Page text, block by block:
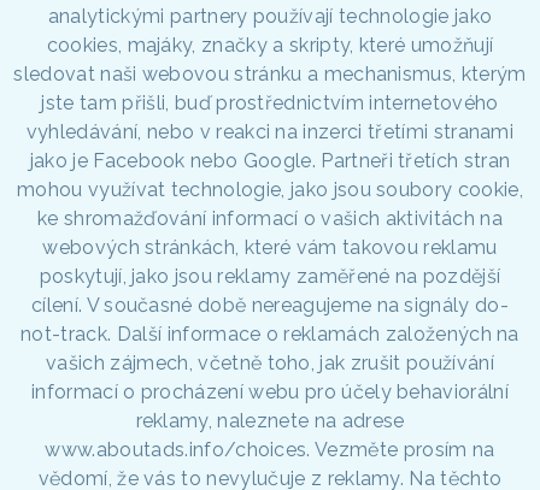
analytickými partnery používají technologie jako
cookies, majáky, značky a skripty, které umožňují
sledovat naši webovou stránku a mechanismus, kterým
jste tam přišli, buď prostřednictvím internetového
vyhledávání, nebo v reakci na inzerci třetími stranami
jako je Facebook nebo Google. Partneři třetích stran
mohou využívat technologie, jako jsou soubory cookie,
ke shromažďování informací o vašich aktivitách na
webových stránkách, které vám takovou reklamu
poskytují, jako jsou reklamy zaměřené na pozdější
cílení. V současné době nereagujeme na signály do-
not-track. Další informace o reklamách založených na
vašich zájmech, včetně toho, jak zrušit používání
informací o procházení webu pro účely behaviorální
reklamy, naleznete na adrese
www.aboutads.info/choices. Vezměte prosím na
vědomí, že vás to nevylučuje z reklamy. Na těchto